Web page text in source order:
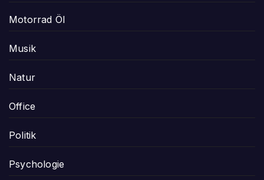
Motorrad Öl
Musik
Natur
Office
Politik
Psychologie